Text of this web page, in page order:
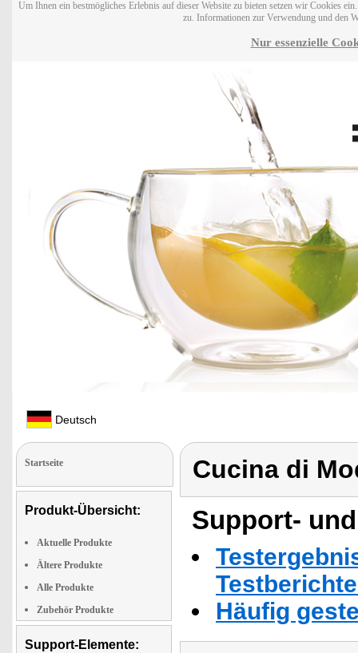
Um Ihnen ein bestmögliches Erlebnis auf dieser Website zu bieten setzen wir Cookies
zu. Informationen zur Verwendung und den
Nur essenzielle
Deutsch
Startseite
Produkt-Übersicht:
Aktuelle Produkte
Ältere Produkte
Alle Produkte
Zubehör Produkte
Support-Elemente:
Cucina di
Support-
Häufig